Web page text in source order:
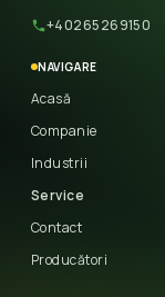
+40265269150
NAVIGARE
Acasă
Companie
Industrii
Service
Contact
Producători